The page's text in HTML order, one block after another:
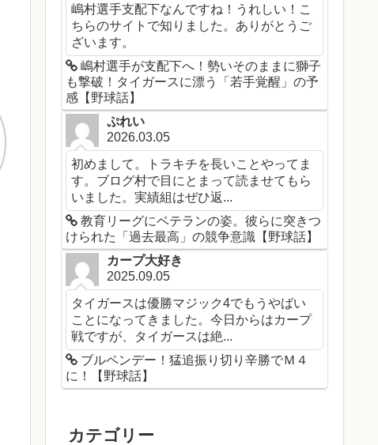
嶋村選手支配下なんですね！うれしい！こ
ちらのサイトで知りました。ありがとうご
ざいます。
嶋村選手が支配下へ！勢いそのままに獅子
も撃破！タイガースに漂う「若手覚醒」の予
感【野球話】
ぷれい
2026.03.05
初めまして。トラキチを長いことやってま
す。ブログ村で目にとまって読ませてもら
いました。実績組はぜひ返...
教育リーグにベテランの姿。彼らに突きつ
けられた「過去最高」の競争意識【野球話】
カープ大好き
2025.09.05
タイガースは優勝マジック4でもうやばい
ことになってきました。今日からはカープ
戦ですが、タイガースは絶...
ブルペンデー！猛追振り切り辛勝でＭ４
に！【野球話】
カテゴリー